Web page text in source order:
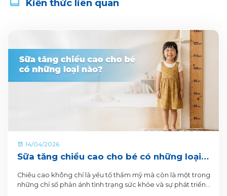
Kiến thức liên quan
14/04/2026
Sữa tăng chiều cao cho bé có những loại
nào?
Chiều cao không chỉ là yếu tố thẩm mỹ mà còn là một trong
những chỉ số phản ánh tình trạng sức khỏe và sự phát triển